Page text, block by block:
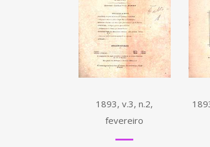
1893, v.3, n.2,
fevereiro